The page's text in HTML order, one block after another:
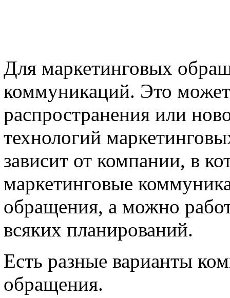
Для маркетинговых
коммуникаций. Это
распространения или
технологий
зависит от компании, в
маркетинговые
обращения, а можно
всяких планирований.
Есть разные варианты
обращения.